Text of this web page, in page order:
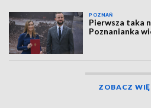
POZNAŃ
Pierwsza taka
Poznanianka
ZOBACZ